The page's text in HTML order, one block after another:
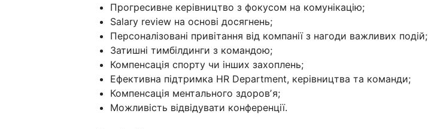
Прогресивне керівництво з фокусом на комунікацію;
Salary review на основі досягнень;
Персоналізовані привітання від компанії з нагоди важливих подій;
Затишні тимбілдинги з командою;
Компенсація спорту чи інших захоплень;
Ефективна підтримка HR Department, керівництва та команди;
Компенсація ментального здоровʼя;
Можливість відвідувати конференції.